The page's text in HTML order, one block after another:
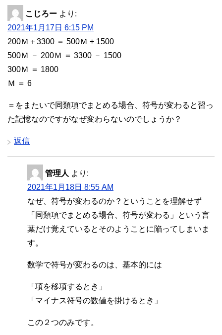
こじろー より:
2021年1月17日 6:15 PM
200Ｍ＋3300 ＝ 500Ｍ + 1500
500Ｍ － 200Ｍ ＝ 3300 － 1500
300Ｍ ＝ 1800
Ｍ ＝ 6
＝をまたいで同類項でまとめる場合、符号が変わると習っ
た記憶なのですがなぜ変わらないのでしょうか？
返信
管理人 より:
2021年1月18日 8:55 AM
なぜ、符号が変わるのか？ということを理解せず
「同類項でまとめる場合、符号が変わる」という言
葉だけ覚えているとそのようことに陥ってしまいま
す。
数学で符号が変わるのは、基本的には
「項を移項するとき」
「マイナス符号の数値を掛けるとき」
この２つのみです。